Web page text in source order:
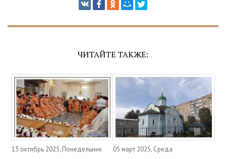
ЧИТАЙТЕ ТАКЖЕ:
13 октябрь 2025, Понедельник 05 март 2025, Среда